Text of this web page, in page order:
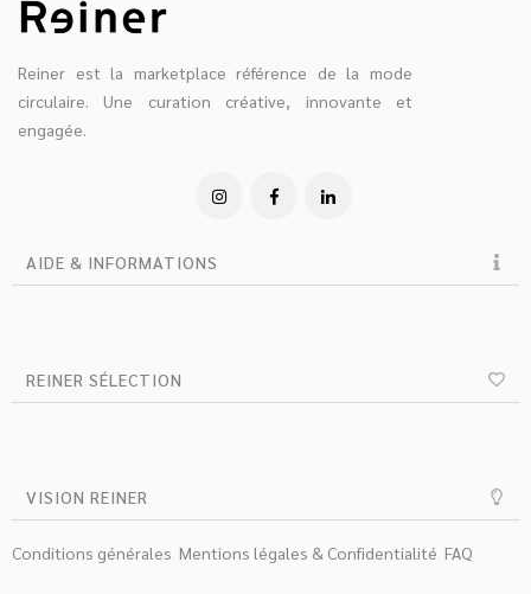
Reiner est la marketplace référence de la mode
circulaire. Une curation créative, innovante et
engagée.
AIDE & INFORMATIONS
REINER SÉLECTION
VISION REINER
Conditions générales Mentions légales & Confidentialité FAQ